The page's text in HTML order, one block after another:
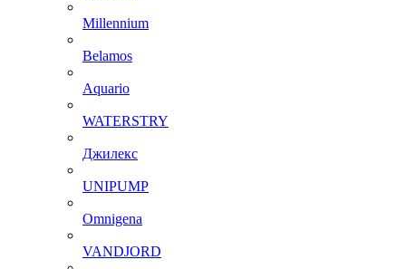
Millennium
Belamos
Aquario
WATERSTRY
Джилекс
UNIPUMP
Omnigena
VANDJORD